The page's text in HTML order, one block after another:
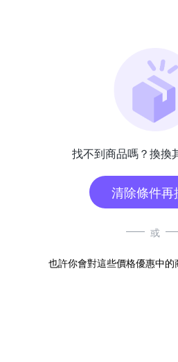
找不到商品嗎？換換
清除條件再
或
也許你會對這些價格優惠中的